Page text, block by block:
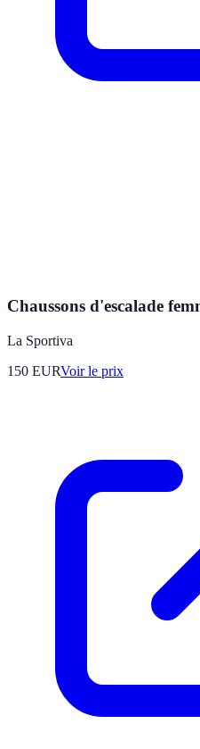
Chaussons d'escalade
La Sportiva
150 EURVoir le prix